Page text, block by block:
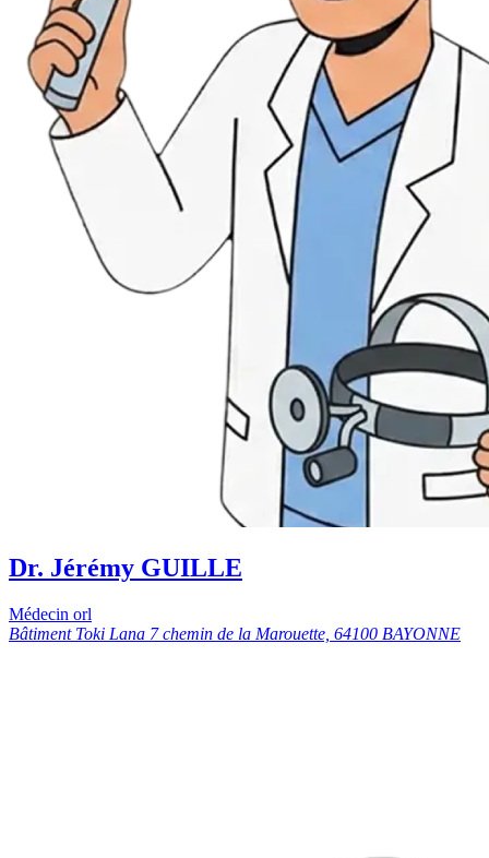
Dr. Jérémy GUILLE
Médecin orl
Bâtiment Toki Lana 7 chemin de la Marouette, 64100 BAYONNE